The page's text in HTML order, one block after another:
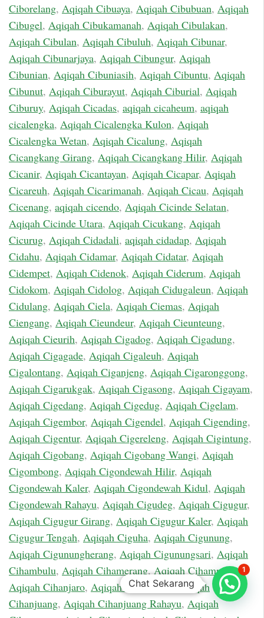
Ciborelang, Aqiqah Cibuaya, Aqiqah Cibubuan, Aqiqah
Cibugel, Aqiqah Cibukamanah, Aqiqah Cibulakan,
Aqiqah Cibulan, Aqiqah Cibuluh, Aqiqah Cibunar,
Aqiqah Cibunarjaya, Aqiqah Cibungur, Aqiqah
Cibunian, Aqiqah Cibuniasih, Aqiqah Cibuntu, Aqiqah
Cibunut, Aqiqah Ciburayut, Aqiqah Ciburial, Aqiqah
Ciburuy, Aqiqah Cicadas, aqiqah cicaheum, aqiqah
cicalengka, Aqiqah Cicalengka Kulon, Aqiqah
Cicalengka Wetan, Aqiqah Cicalung, Aqiqah
Cicangkang Girang, Aqiqah Cicangkang Hilir, Aqiqah
Cicanir, Aqiqah Cicantayan, Aqiqah Cicapar, Aqiqah
Cicareuh, Aqiqah Cicarimanah, Aqiqah Cicau, Aqiqah
Cicenang, aqiqah cicendo, Aqiqah Cicinde Selatan,
Aqiqah Cicinde Utara, Aqiqah Cicukang, Aqiqah
Cicurug, Aqiqah Cidadali, aqiqah cidadap, Aqiqah
Cidahu, Aqiqah Cidamar, Aqiqah Cidatar, Aqiqah
Cidempet, Aqiqah Cidenok, Aqiqah Ciderum, Aqiqah
Cidokom, Aqiqah Cidolog, Aqiqah Cidugaleun, Aqiqah
Cidulang, Aqiqah Ciela, Aqiqah Ciemas, Aqiqah
Ciengang, Aqiqah Cieundeur, Aqiqah Cieunteung,
Aqiqah Cieurih, Aqiqah Cigadog, Aqiqah Cigadung,
Aqiqah Cigagade, Aqiqah Cigaleuh, Aqiqah
Cigalontang, Aqiqah Ciganjeng, Aqiqah Cigaronggong,
Aqiqah Cigarukgak, Aqiqah Cigasong, Aqiqah Cigayam,
Aqiqah Cigedang, Aqiqah Cigedug, Aqiqah Cigelam,
Aqiqah Cigembor, Aqiqah Cigendel, Aqiqah Cigending,
Aqiqah Cigentur, Aqiqah Cigereleng, Aqiqah Cigintung,
Aqiqah Cigobang, Aqiqah Cigobang Wangi, Aqiqah
Cigombong, Aqiqah Cigondewah Hilir, Aqiqah
Cigondewah Kaler, Aqiqah Cigondewah Kidul, Aqiqah
Cigondewah Rahayu, Aqiqah Cigudeg, Aqiqah Cigugur,
Aqiqah Cigugur Girang, Aqiqah Cigugur Kaler, Aqiqah
Cigugur Tengah, Aqiqah Ciguha, Aqiqah Cigunung,
Aqiqah Cigunungherang, Aqiqah Cigunungsari, Aqiqah
Cihambulu, Aqiqah Cihamerang,Aqiqah Cihampelas,
Aqiqah Cihanjaro, Aqiqah Cihanjawar,Aqiqah
Cihanjuang, Aqiqah Cihanjuang Rahayu, Aqiqah
Chat Sekarang
1